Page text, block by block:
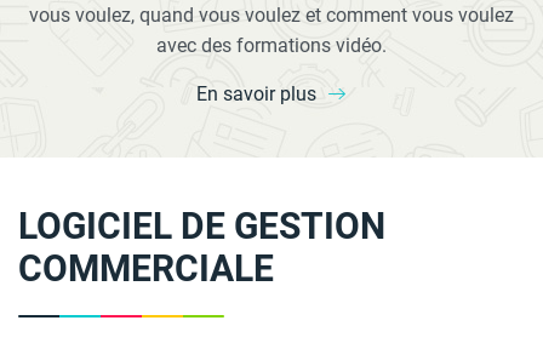
vous voulez, quand vous voulez et comment vous voulez
avec des formations vidéo.
En savoir plus
LOGICIEL DE GESTION
COMMERCIALE